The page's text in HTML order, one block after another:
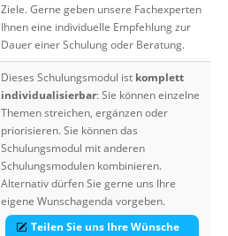
Ziele. Gerne geben unsere Fachexperten
Ihnen eine individuelle Empfehlung zur
Dauer einer Schulung oder Beratung.
Dieses Schulungsmodul ist komplett
individualisierbar: Sie können einzelne
Themen streichen, ergänzen oder
priorisieren. Sie können das
Schulungsmodul mit anderen
Schulungsmodulen kombinieren.
Alternativ dürfen Sie gerne uns Ihre
eigene Wunschagenda vorgeben.
Teilen Sie uns Ihre Wünsche